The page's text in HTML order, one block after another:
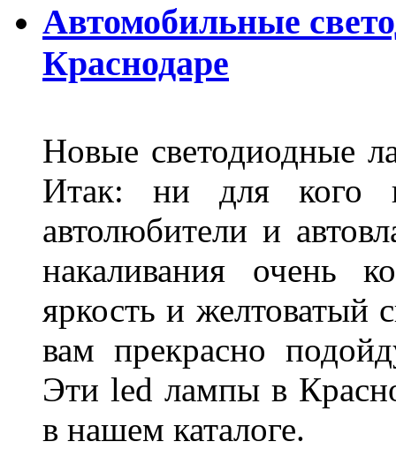
Автомобильные
Краснодаре
Новые светодиодные
Итак: ни для кого
автолюбители и
накаливания очень
яркость и желтоватый
вам прекрасно
Эти led лампы в
в нашем каталоге.